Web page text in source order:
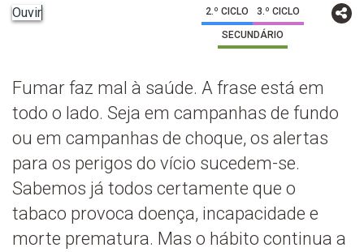
Ouvir 2.º CICLO 3.º CICLO
SECUNDÁRIO
Fumar faz mal à saúde. A frase está em
todo o lado. Seja em campanhas de fundo
ou em campanhas de choque, os alertas
para os perigos do vício sucedem-se.
Sabemos já todos certamente que o
tabaco provoca doença, incapacidade e
morte prematura. Mas o hábito continua a